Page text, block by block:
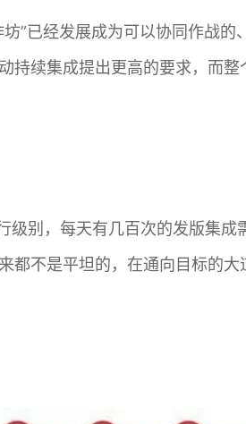
”已经发展成为可以协同作战的
持续集成提出更高的要求，而
别，每天有几百次的发版集成
不是平坦的，在通向目标的